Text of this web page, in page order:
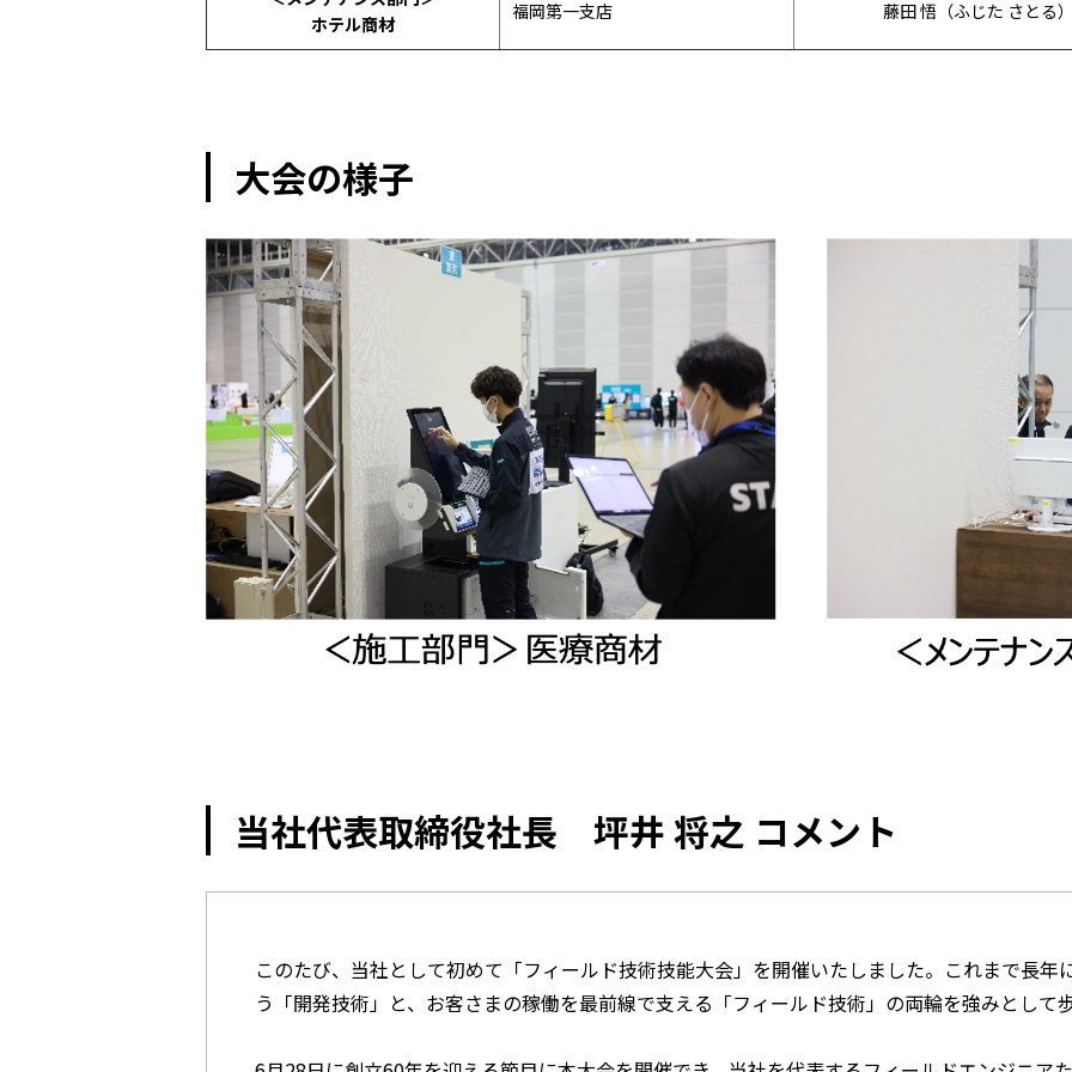
ホテル商材
福岡第一支店 藤田 悟（ふじた さとる
大会の様子
当社代表取締役社長 坪井 将之 コメント
このたび、当社として初めて「フィールド技術技能大会」を開催いたしました。これまで長年
う「開発技術」と、お客さまの稼働を最前線で支える「フィールド技術」の両輪を強みとして